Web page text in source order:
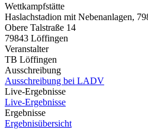
Wettkampfstätte
Haslachstadion mit Nebenanlagen,
Obere Talstraße 14
79843 Löffingen
Veranstalter
TB Löffingen
Ausschreibung
Ausschreibung bei LADV
Live-Ergebnisse
Live-Ergebnisse
Ergebnisse
Ergebnisübersicht